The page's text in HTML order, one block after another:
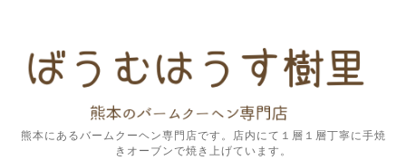
熊本にあるバームクーヘン専門店です。店内にて１層１層丁寧に手焼
きオーブンで焼き上げています。